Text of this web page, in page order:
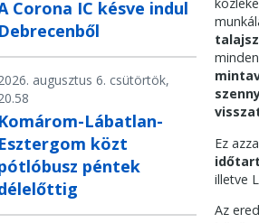
Corona IC késve indul
Debrecenből
augusztus 6. csütörtök,
Komárom-Lábatlan-
Esztergom közt
péntek
minden
Ez
illetve
Az